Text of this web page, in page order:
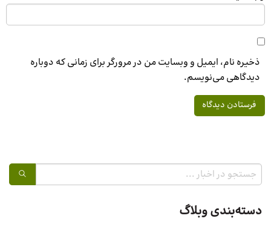
ذخیره نام، ایمیل و وبسایت من در مرورگر برای زمانی که دوباره
دیدگاهی می‌نویسم.
دسته‌بندی وبلاگ